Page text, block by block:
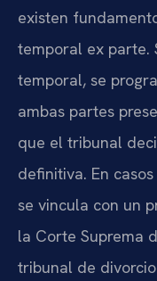
existen
temporal ex parte.
temporal, se
ambas partes
que el tribunal
definitiva. En
se vincula con un
la Corte Suprema
tribunal de